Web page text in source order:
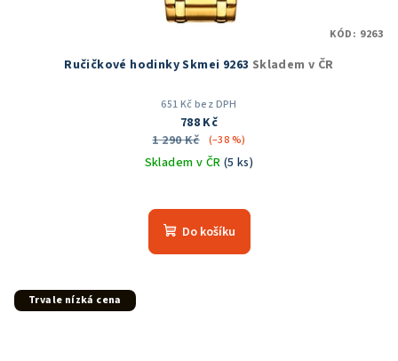
Ručičkové hodinky Skmei 9263 Skladem v ČR
651 Kč bez DPH
788 Kč
1 290 Kč
(–38 %)
Skladem v ČR (5 ks)
hodnocení
produktu
Do košíku
KÓD: 9263
Trvale nízká cena